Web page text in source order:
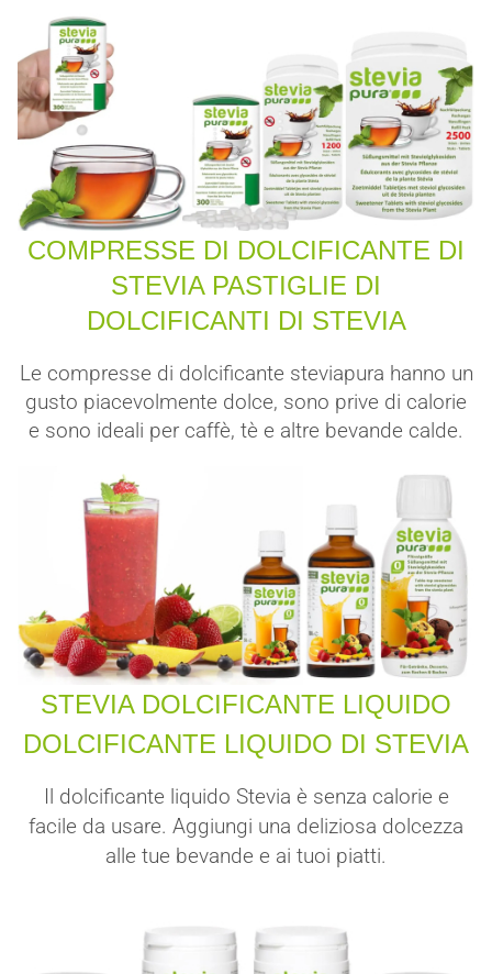
COMPRESSE DI DOLCIFICANTE DI
STEVIA PASTIGLIE DI
DOLCIFICANTI DI STEVIA
Le compresse di dolcificante steviapura hanno un
gusto piacevolmente dolce, sono prive di calorie
e sono ideali per caffè, tè e altre bevande calde.
STEVIA DOLCIFICANTE LIQUIDO
DOLCIFICANTE LIQUIDO DI STEVIA
Il dolcificante liquido Stevia è senza calorie e
facile da usare. Aggiungi una deliziosa dolcezza
alle tue bevande e ai tuoi piatti.